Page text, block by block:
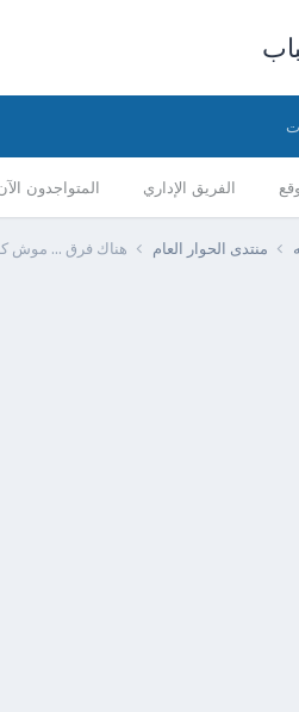
الفريق الإداري المتواجدون
منتدى الحوار العام هناك فرق ... موش